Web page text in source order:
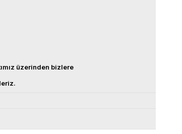
üzerinden bizlere